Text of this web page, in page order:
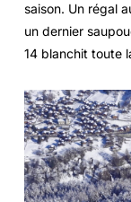
saison. Un régal
un dernier
14 blanchit toute